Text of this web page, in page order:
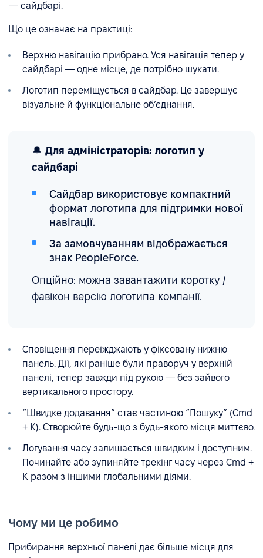
— сайдбарі.
Що це означає на практиці:
Верхню навігацію прибрано. Уся навігація тепер у
сайдбарі — одне місце, де потрібно шукати.
Логотип переміщується в сайдбар. Це завершує
візуальне й функціональне об’єднання.
🔔 Для адміністраторів: логотип у
сайдбарі
Сайдбар використовує компактний
формат логотипа для підтримки нової
навігації.
За замовчуванням відображається
знак PeopleForce.
Опційно: можна завантажити коротку /
фавікон версію логотипа компанії.
Сповіщення переїжджають у фіксовану нижню
панель. Дії, які раніше були праворуч у верхній
панелі, тепер завжди під рукою — без зайвого
вертикального простору.
“Швидке додавання” стає частиною “Пошуку” (Cmd
+ K). Створюйте будь-що з будь-якого місця миттєво.
Логування часу залишається швидким і доступним.
Починайте або зупиняйте трекінг часу через Cmd +
K разом з іншими глобальними діями.
Чому ми це робимо
Прибирання верхньої панелі дає більше місця для